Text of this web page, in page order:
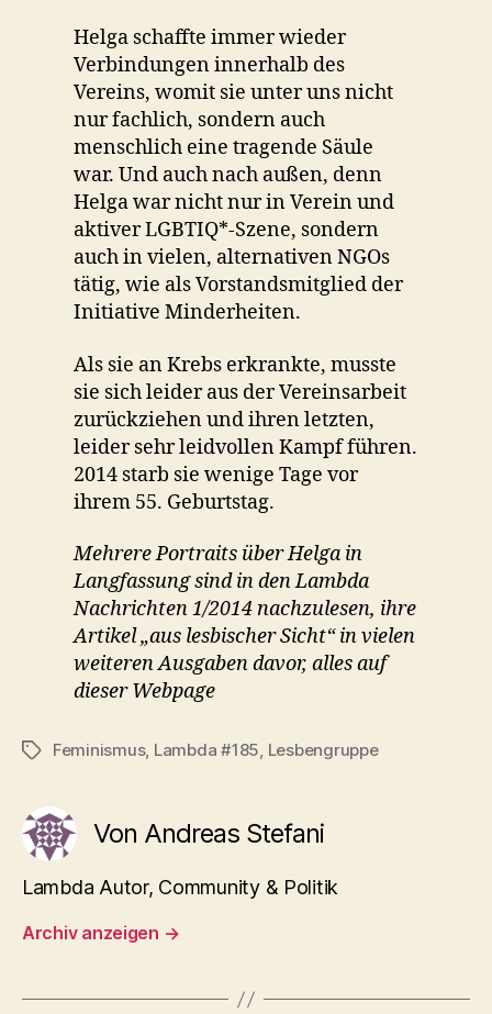
Helga schaffte immer wieder
Verbindungen innerhalb des
Vereins, womit sie unter uns nicht
nur fachlich, sondern auch
menschlich eine tragende Säule
war. Und auch nach außen, denn
Helga war nicht nur in Verein und
aktiver LGBTIQ*-Szene, sondern
auch in vielen, alternativen NGOs
tätig, wie als Vorstandsmitglied der
Initiative Minderheiten.
Als sie an Krebs erkrankte, musste
sie sich leider aus der Vereinsarbeit
zurückziehen und ihren letzten,
leider sehr leidvollen Kampf führen.
2014 starb sie wenige Tage vor
ihrem 55. Geburtstag.
Mehrere Portraits über Helga in
Langfassung sind in den Lambda
Nachrichten 1/2014 nachzulesen, ihre
Artikel „aus lesbischer Sicht“ in vielen
weiteren Ausgaben davor, alles auf
dieser Webpage
Schlagwörter
Feminismus, Lambda #185, Lesbengruppe
Von Andreas Stefani
Lambda Autor, Community & Politik
Archiv anzeigen →